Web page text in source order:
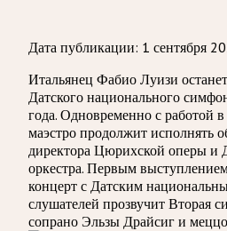
Дата публикации: 1 сентября
Итальянец Фабио Луизи
Датского национального
года. Одновременно с работой
маэстро продолжит исполнять
директора Цюрихской оперы и
оркестра. Первым
концерт с Датским
слушателей прозвучит Вторая
сопрано Эльзы Драйсиг и